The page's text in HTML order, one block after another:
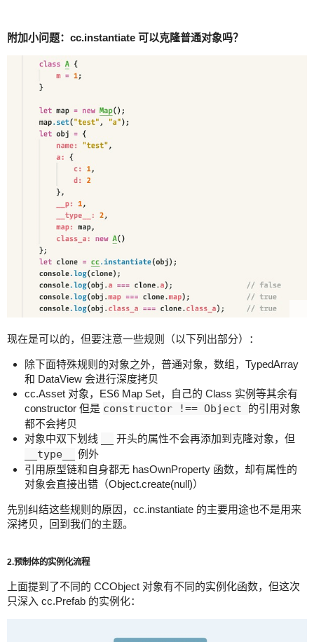
附加小问题：cc.instantiate 可以克隆普通对象吗？
现在是可以的，但要注意一些规则（以下列出部分）：
除下面特殊规则的对象之外，普通对象，数组，TypedArray
和 DataView 会进行深度拷贝
cc.Asset 对象，ES6 Map Set，自己的 Class 实例等其余有
constructor 但是 constructor !== Object 的引用对象
都不会拷贝
对象中双下划线
开头的属性不会再添加到克隆对象，但
__type__
例外
引用原型链和自身都无 hasOwnProperty 函数，却有属性的
对象会直接出错（Object.create(null)）
先别纠结这些规则的原因，cc.instantiate 的主要用途也不是用来
深拷贝，回到我们的主题。
2.预制体的实例化流程
上面提到了不同的 CCObject 对象有不同的实例化函数，但这次
只深入 cc.Prefab 的实例化：